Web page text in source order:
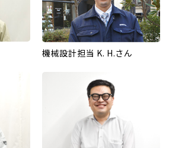
機械設計担当 K. H.さん